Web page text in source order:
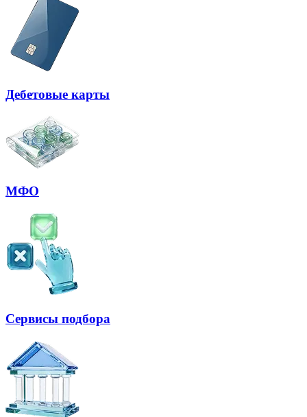
Дебетовые карты
МФО
Сервисы подбора